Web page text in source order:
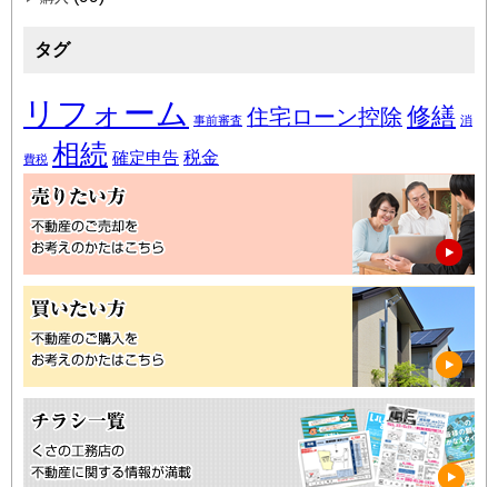
タグ
リフォーム 事前審査 住宅ローン控除 修繕 消
費税 相続 確定申告 税金